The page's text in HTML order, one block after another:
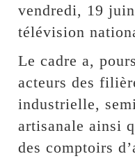
vendredi, 19
télévision
Le cadre a,
acteurs des
industrielle,
artisanale ainsi
des comptoirs